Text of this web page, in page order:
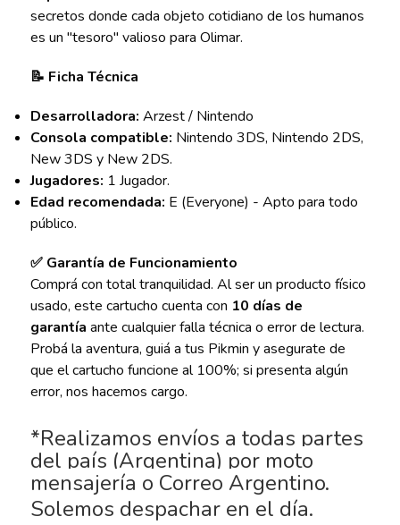
secretos donde cada objeto cotidiano de los humanos
es un "tesoro" valioso para Olimar.
📝 Ficha Técnica
Desarrolladora: Arzest / Nintendo
Consola compatible: Nintendo 3DS, Nintendo 2DS,
New 3DS y New 2DS.
Jugadores: 1 Jugador.
Edad recomendada: E (Everyone) - Apto para todo
público.
✅ Garantía de Funcionamiento
Comprá con total tranquilidad. Al ser un producto físico
usado, este cartucho cuenta con 10 días de
garantía ante cualquier falla técnica o error de lectura.
Probá la aventura, guiá a tus Pikmin y asegurate de
que el cartucho funcione al 100%; si presenta algún
error, nos hacemos cargo.
*Realizamos envíos a todas partes
del país (Argentina) por moto
mensajería o Correo Argentino.
Solemos despachar en el día.